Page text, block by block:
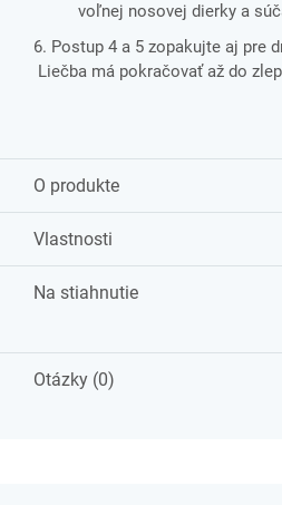
voľnej nosovej dierky a
6. Postup 4 a 5 zopakujte aj pre
Liečba má pokračovať až do
O produkte
Vlastnosti
Na stiahnutie
Otázky (0)